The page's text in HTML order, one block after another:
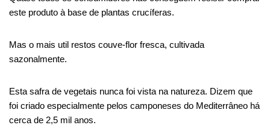
este produto à base de plantas crucíferas.
Mas o mais util restos couve-flor fresca, cultivada
sazonalmente.
Esta safra de vegetais nunca foi vista na natureza. Dizem que
foi criado especialmente pelos camponeses do Mediterrâneo há
cerca de 2,5 mil anos.